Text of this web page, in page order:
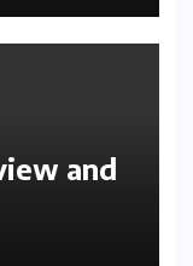
and